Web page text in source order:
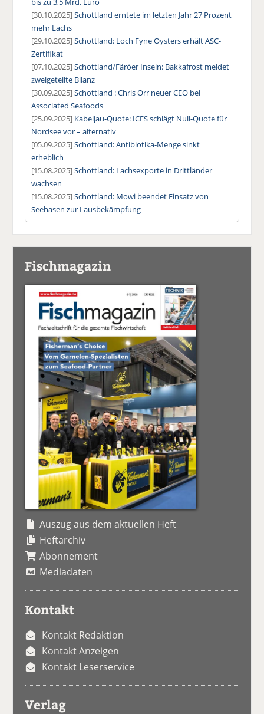
[30.10.2025]Schottland erntete im letzten Jahr 27 Prozent
mehr Lachs
[29.10.2025]Schottland: Loch Fyne Oysters erhält ASC-
Zertifikat
[07.10.2025]Schottland/Färöer Inseln: Bakkafrost meldet
zweigeteilte Bilanz
[30.09.2025]Schottland : Chris Orr neuer CEO bei
Associated Seafoods
[25.09.2025] Kabeljau-Quote: ICES schlägt Null-Quote für
Nordsee vor – alternativ
[05.09.2025]Schottland: Antibiotika-Menge sinkt
erheblich
[15.08.2025]Schottland: Lachsexporte in Drittländer
wachsen
[15.08.2025]Schottland: Mowi beendet Einsatz von
Seehasen zur Lausbekämpfung
Fischmagazin
Auszug aus dem aktuellen Heft
Heftarchiv
Abonnement
Mediadaten
Kontakt
Kontakt Redaktion
Kontakt Anzeigen
Kontakt Leserservice
Verlag